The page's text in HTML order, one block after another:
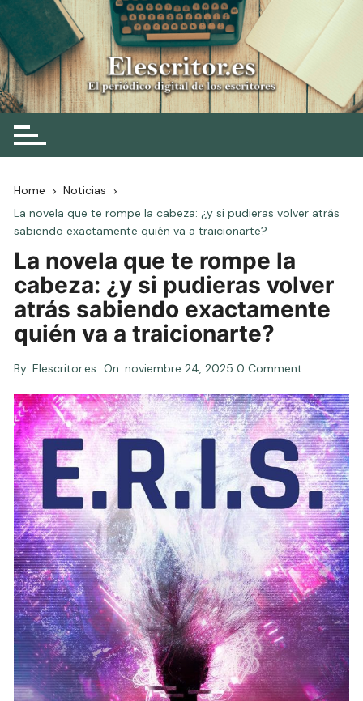
Skip
to
content
Elescritor.es
El periódico digital de los escritores
Home
Noticias
La novela que te rompe la cabeza: ¿y si pudieras volver atrás
sabiendo exactamente quién va a traicionarte?
La novela que te rompe la
cabeza: ¿y si pudieras volver
atrás sabiendo exactamente
quién va a traicionarte?
By: Elescritor.es On:noviembre 24, 2025 0 Comment